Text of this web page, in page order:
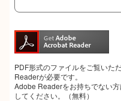
PDF形式のファイルをご覧いた
Readerが必要です。
Adobe Readerをお持ちでない
してください。（無料）